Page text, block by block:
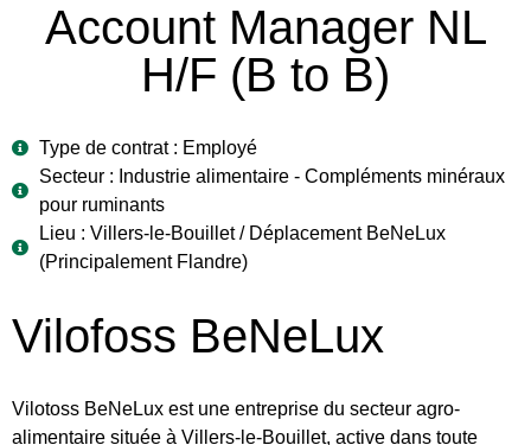
Account Manager NL
H/F (B to B)
Type de contrat : Employé
Secteur : Industrie alimentaire - Compléments minéraux
pour ruminants
Lieu : Villers-le-Bouillet / Déplacement BeNeLux
(Principalement Flandre)
Vilofoss BeNeLux
Vilotoss BeNeLux est une entreprise du secteur agro-
alimentaire située à Villers-le-Bouillet, active dans toute